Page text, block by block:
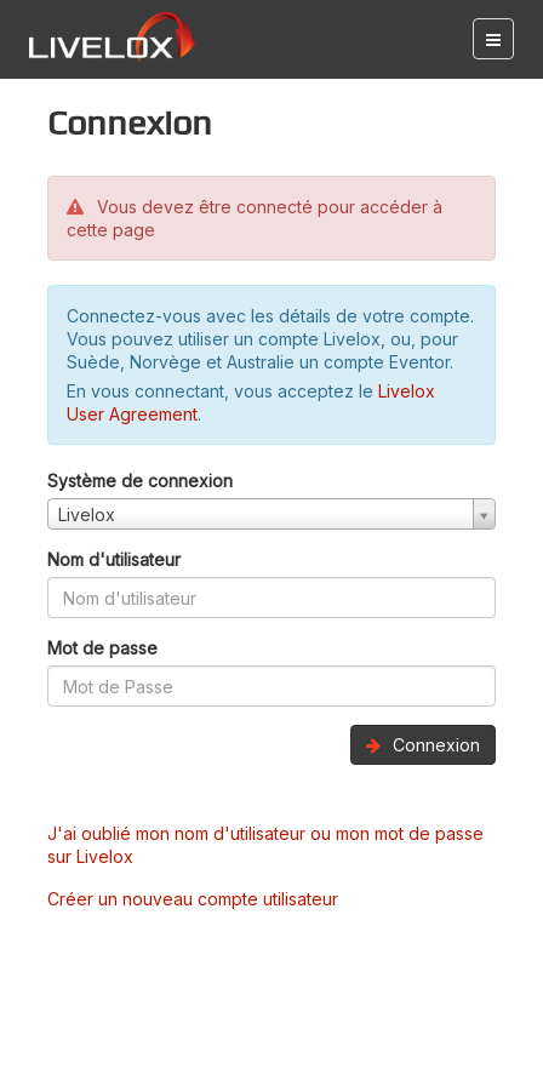
Connexion
Vous devez être connecté pour accéder à
cette page
Connectez-vous avec les détails de votre compte.
Vous pouvez utiliser un compte Livelox, ou, pour
Suède, Norvège et Australie un compte Eventor.
En vous connectant, vous acceptez le Livelox
User Agreement.
Système de connexion
Livelox
Nom d'utilisateur
Mot de passe
Connexion
J'ai oublié mon nom d'utilisateur ou mon mot de passe
sur Livelox
Créer un nouveau compte utilisateur